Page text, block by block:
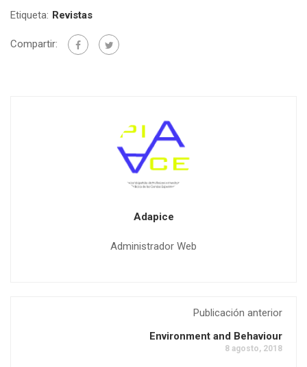
Etiqueta: Revistas
Compartir:
Adapice
Administrador Web
Publicación anterior
Environment and Behaviour
8 agosto, 2018